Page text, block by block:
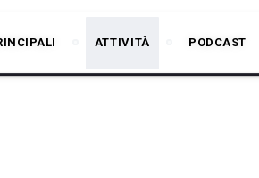
ATTIVITÀ PODCAST